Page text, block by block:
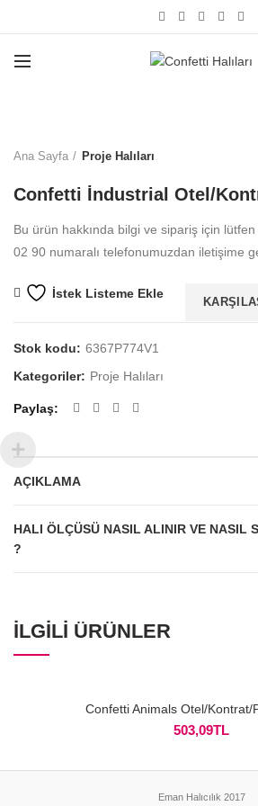
Ana Sayfa Proje Halıları
Confetti İndustrial Otel/
Bu ürün hakkında bilgi ve sipariş için
02 90 numaralı telefonumuzdan iletişime
İstek Listeme Ekle
Stok kodu: 6367P774V1
Kategoriler: Proje Halıları
Paylaş
AÇIKLAMA
HALI ÖLÇÜSÜ NASIL ALINIR VE NASIL
?
İLGILI ÜRÜNLER
Confetti Animals Otel/Kontrat/
503,09TL
Eman Halıcılık 2017